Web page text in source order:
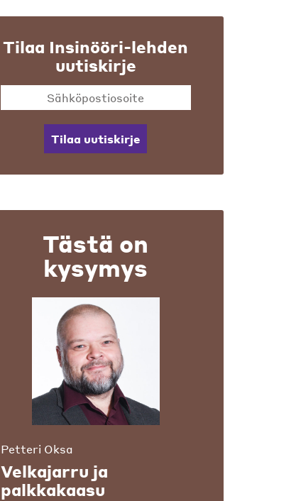
Tilaa Insinööri-lehden
uutiskirje
Tilaa uutiskirje
Tästä on
kysymys
Petteri Oksa
Velkajarru ja
palkkakaasu